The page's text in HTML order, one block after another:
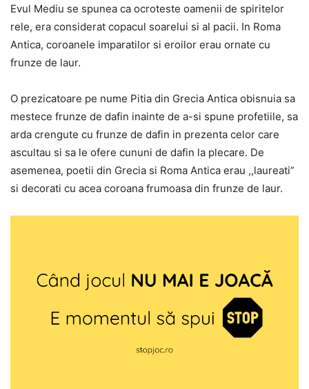
Evul Mediu se spunea ca ocroteste oamenii de spiritelor
rele, era considerat copacul soarelui si al pacii. In Roma
Antica, coroanele imparatilor si eroilor erau ornate cu
frunze de laur.
O prezicatoare pe nume Pitia din Grecia Antica obisnuia sa
mestece frunze de dafin inainte de a-si spune profetiile, sa
arda crengute cu frunze de dafin in prezenta celor care
ascultau si sa le ofere cununi de dafin la plecare. De
asemenea, poetii din Grecia si Roma Antica erau ,,laureati”
si decorati cu acea coroana frumoasa din frunze de laur.